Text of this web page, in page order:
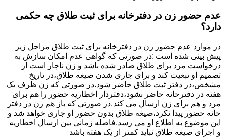
عدم حضور زن در دفترخانه برای ثبت طلاق چه حکمی
دارد؟
در موارد عدم حضور زن در دفترخانه برای ثبت طلاق مراحل زیر
پیش بینی شده است :در صورتی که گواهی عدم امکان سازش به
درخواست مرد برای طلاق صادر شده باشد و زن ناچار است از
تصمیم او تبعیت کند و برای جاری شدن صیغه طلاق،در تاریخ
مشخص،در دفتر ثبت طلاق حاضر شود.در صورتی که زن ظرف یک
هفته در دفترخانه حاضر نشود،دفتردار اخطاریه حضور را هم برای
مرد و هم برای زن ارسال می کند.در صورتی که باز هم زن در دفتر
خانه حضور پیدا نکرد،صیغه طلاق بدون حضور او جاری خواهد شد و
این موضوع به اطلاع او می رسد.فاصله زمانی بین ارسال اخطاریه
و اجرای صیغه طلاق نباید کمتر از یک هفته باشد